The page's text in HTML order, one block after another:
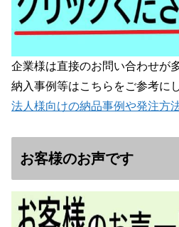
企業様は直接のお問い合わせが
納入事例等はこちらをご参考に
法人様向けの納品事例や発注方
お客様のお声です